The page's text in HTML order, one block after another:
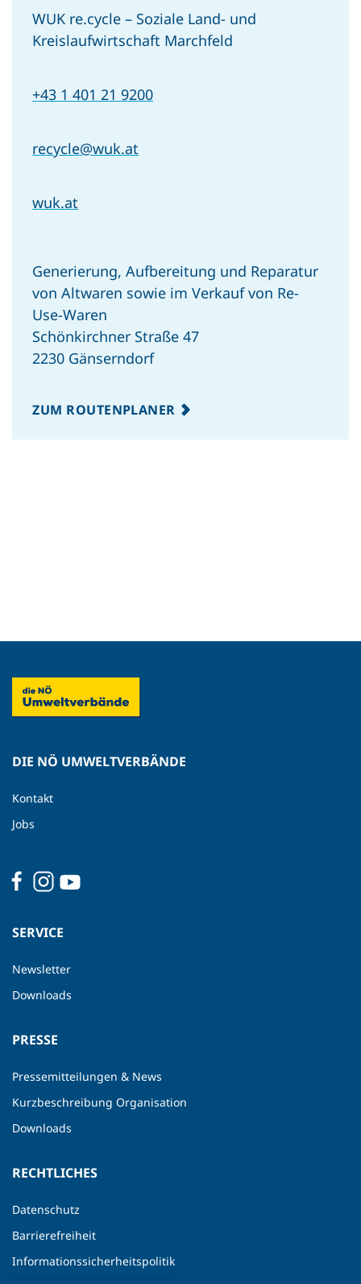
WUK re.cycle – Soziale Land- und
Kreislaufwirtschaft Marchfeld
+43 1 401 21 9200
recycle@wuk.at
wuk.at
Generierung, Aufbereitung und Reparatur
von Altwaren sowie im Verkauf von Re-
Use-Waren
Schönkirchner Straße 47
2230 Gänserndorf
ZUM ROUTENPLANER
DIE NÖ UMWELTVERBÄNDE
Kontakt
Jobs
SERVICE
Newsletter
Downloads
PRESSE
Pressemitteilungen & News
Kurzbeschreibung Organisation
Downloads
RECHTLICHES
Datenschutz
Barrierefreiheit
Informationssicherheitspolitik